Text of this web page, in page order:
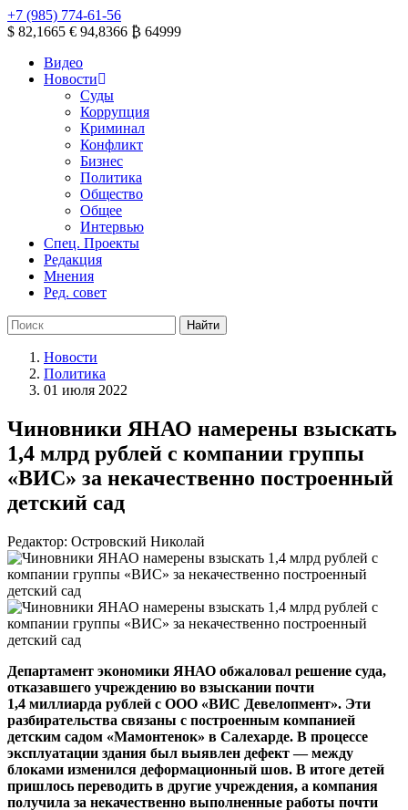
+7 (985) 774-61-56
$ 82,1665 € 94,8366 ₿ 64999
Видео
Новости
Суды
Коррупция
Криминал
Конфликт
Бизнес
Политика
Общество
Общее
Интервью
Спец. Проекты
Редакция
Мнения
Ред. совет
Новости
Политика
01 июля 2022
Чиновники ЯНАО намерены взыскать
1,4 млрд рублей с компании группы
«ВИС» за некачественно построенный
детский сад
Редактор: Островский Николай
Департамент экономики ЯНАО обжаловал решение суда,
отказавшего учреждению во взыскании почти
1,4 миллиарда рублей с ООО «ВИС Девелопмент». Эти
разбирательства связаны с построенным компанией
детским садом «Мамонтенок» в Салехарде. В процессе
эксплуатации здания был выявлен дефект — между
блоками изменился деформационный шов. В итоге детей
пришлось переводить в другие учреждения, а компания
получила за некачественно выполненные работы почти